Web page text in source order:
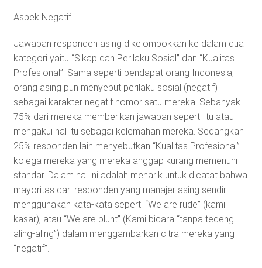
Aspek Negatif
Jawaban responden asing dikelompokkan ke dalam dua
kategori yaitu “Sikap dan Perilaku Sosial” dan “Kualitas
Profesional”. Sama seperti pendapat orang Indonesia,
orang asing pun menyebut perilaku sosial (negatif)
sebagai karakter negatif nomor satu mereka. Sebanyak
75% dari mereka memberikan jawaban seperti itu atau
mengakui hal itu sebagai kelemahan mereka. Sedangkan
25% responden lain menyebutkan “Kualitas Profesional”
kolega mereka yang mereka anggap kurang memenuhi
standar. Dalam hal ini adalah menarik untuk dicatat bahwa
mayoritas dari responden yang manajer asing sendiri
menggunakan kata-kata seperti “We are rude” (kami
kasar), atau “We are blunt” (Kami bicara “tanpa tedeng
aling-aling”) dalam menggambarkan citra mereka yang
“negatif”.